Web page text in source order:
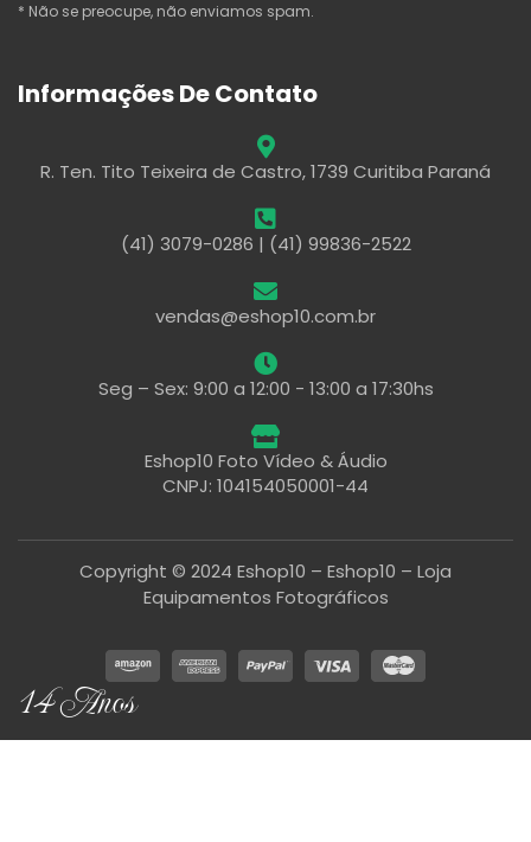
* Não se preocupe, não enviamos spam.
Informações De Contato
R. Ten. Tito Teixeira de Castro, 1739 Curitiba Paraná
(41) 3079-0286 | (41) 99836-2522
vendas@eshop10.com.br
Seg – Sex: 9:00 a 12:00 - 13:00 a 17:30hs
Eshop10 Foto Vídeo & Áudio
CNPJ: 104154050001-44
Copyright © 2024 Eshop10 – Eshop10 – Loja
Equipamentos Fotográficos
14 Anos